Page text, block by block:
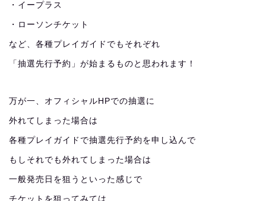
・イープラス
・ローソンチケット
など、各種プレイガイドでもそれぞれ
「抽選先行予約」が始まるものと思われます！
万が一、オフィシャルHPでの抽選に
外れてしまった場合は
各種プレイガイドで抽選先行予約を申し込んで
もしそれでも外れてしまった場合は
一般発売日を狙うといった感じで
チケットを狙ってみては